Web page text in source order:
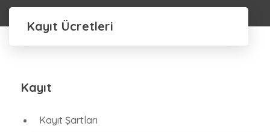
Kayıt Ücretleri
Kayıt
Kayıt Şartları